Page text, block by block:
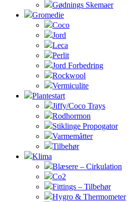
Gødnings Skemaer
Gromedie
Coco
Jord
Leca
Perlit
Jord Forbedring
Rockwool
Vermiculite
Plantestart
Jiffy/Coco Trays
Rodhormon
Stiklinge Propogator
Varmemåtter
Tilbehør
Klima
Blæsere – Cirkulation
Co2
Fittings – Tilbehør
Hygro & Thermometer